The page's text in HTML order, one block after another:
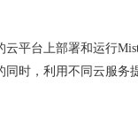
平台上部署和运行
时，利用不同云服务